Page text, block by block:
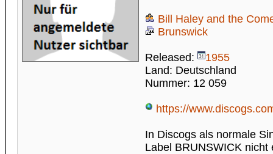
Bill Haley and the
Brunswick
Released:
1955
Land: Deutschland
Nummer: 12 059
https://
In Discogs als normale
Label BRUNSWICK nicht